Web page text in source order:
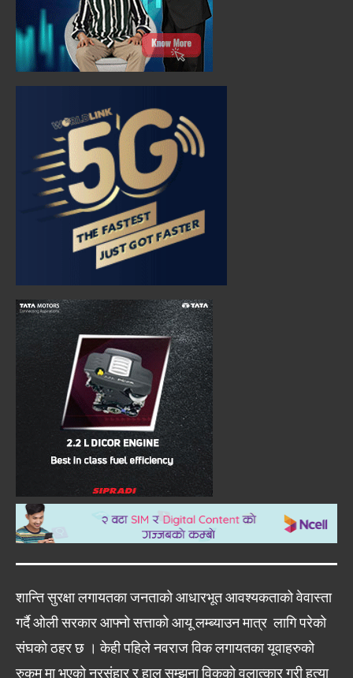
शान्ति सुरक्षा लगायतका जनताको आधारभूत आवश्यकताको वेवास्ता
गर्दै ओली सरकार आफ्नो सत्ताको आयू लम्ब्याउन मात्र लागि परेको
संघको ठहर छ । केही पहिले नवराज विक लगायतका यूवाहरुको
रुकुम मा भएको नरसंहार र हाल सम्झना विकको वलात्कार गरी हत्या